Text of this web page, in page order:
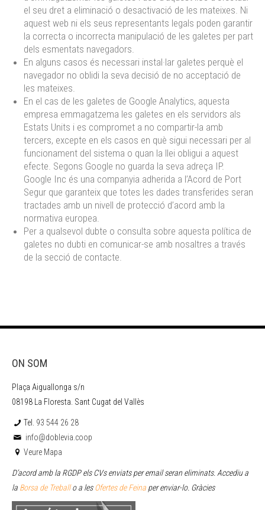
el seu dret a eliminació o desactivació de les mateixes. Ni
aquest web ni els seus representants legals poden garantir
la correcta o incorrecta manipulació de les galetes per part
dels esmentats navegadors.
En alguns casos és necessari instal·lar galetes perquè el
navegador no oblidi la seva decisió de no acceptació de
les mateixes.
En el cas de les galetes de Google Analytics, aquesta
empresa emmagatzema les galetes en els servidors als
Estats Units i es compromet a no compartir-la amb
tercers, excepte en els casos en què sigui necessari per al
funcionament del sistema o quan la llei obligui a aquest
efecte. Segons Google no guarda la seva adreça IP.
Google Inc és una companyia adherida a l’Acord de Port
Segur que garanteix que totes les dades transferides seran
tractades amb un nivell de protecció d’acord amb la
normativa europea.
Per a qualsevol dubte o consulta sobre aquesta política de
galetes no dubti en comunicar-se amb nosaltres a través
de la secció de contacte.
ON SOM
Plaça Aiguallonga s/n
08198 La Floresta. Sant Cugat del Vallès
Tel. 93 544 26 28
info@doblevia.coop
Veure Mapa
D’acord amb la RGDP els CVs enviats per email seran eliminats. Accediu a
la Borsa de Treballo a lesOfertes de Feina per enviar-lo. Gràcies